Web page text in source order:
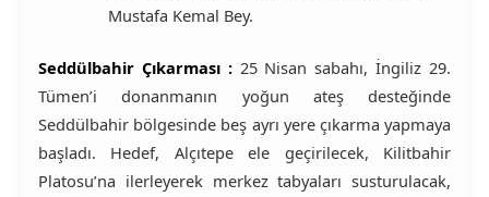
Mustafa Kemal Bey.
Seddülbahir Çıkarması : 25 Nisan sabahı, İngiliz 29.
Tümen’i donanmanın yoğun ateş desteğinde
Seddülbahir bölgesinde beş ayrı yere çıkarma yapmaya
başladı. Hedef, Alçıtepe ele geçirilecek, Kilitbahir
Platosu’na ilerleyerek merkez tabyaları susturulacak,